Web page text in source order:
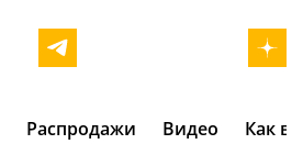
Распродажи Видео Как